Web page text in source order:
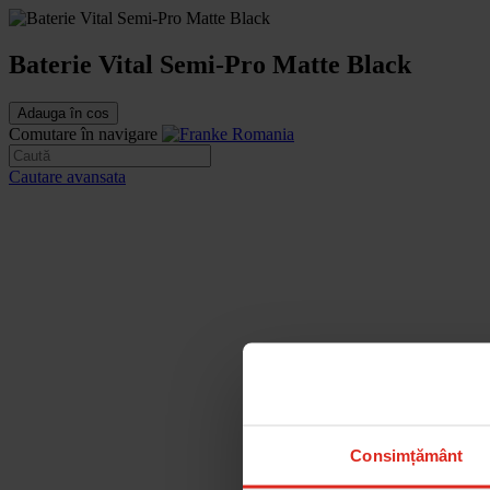
Consimțământ
Baterie Vital Semi-Pro Matte Black
Adauga în cos
Comutare în navigare
Cautare avansata